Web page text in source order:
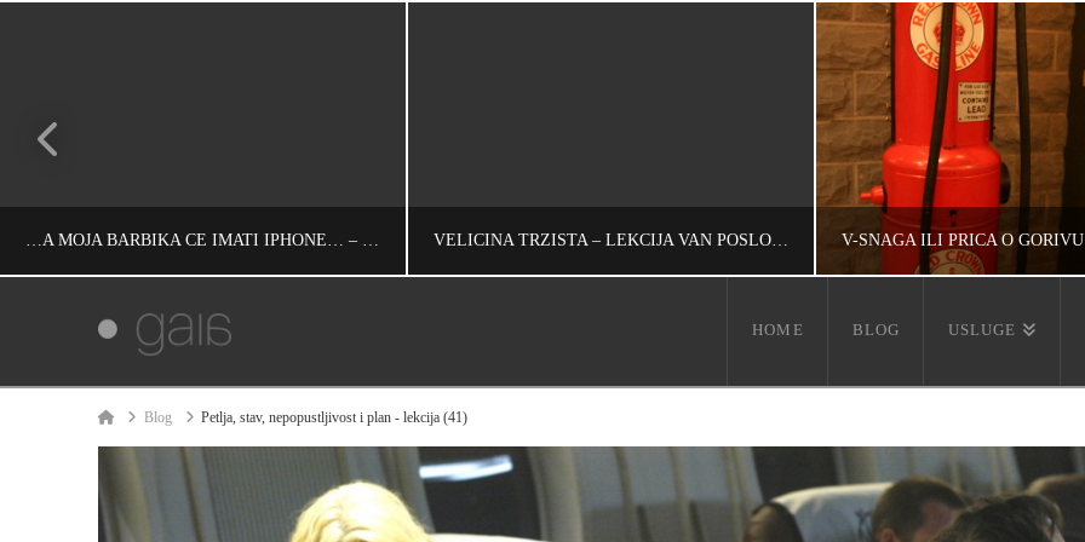
…A MOJA BARBIKA ĆE IMATI IPHONE… – VEČE U ŽIVOTU SRPSKE KOMPANIJE (7)
INFORMACIJE, RAZMIŠLJANJA, ŽIVOT
ЈАНУАР 27, 2009
VELIČINA TRŽIŠTA – LEKCIJA VAN POSLOVNE ŠKOLE (20)
ДЕЦЕМБАР 28,
HOME BLOG USLUGE
HomeBlog Petlja, stav, nepopustljivost i plan - lekcija (41)